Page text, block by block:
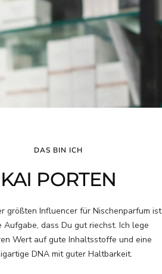
DAS BIN ICH
KAI PORTEN
größten Influencer für Nischenparfum ist
Aufgabe, dass Du gut riechst. Ich lege
Wert auf gute Inhaltsstoffe und eine
DNA mit guter Haltbarkeit.